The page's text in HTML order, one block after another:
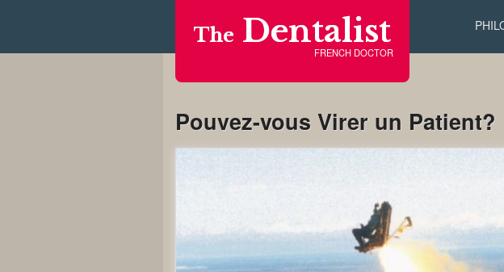
The Dentalist
FRENCH DOCTOR
Pouvez-vous Virer un Patient?